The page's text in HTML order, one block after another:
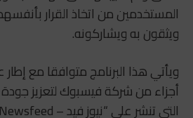
المستخدمين من اتخاذ القرار
ويثقون به ويشاركونه.
ويأتي هذا البرنامج متوافقا مع
أجزاء من شركة فيسبوك لتعزيز